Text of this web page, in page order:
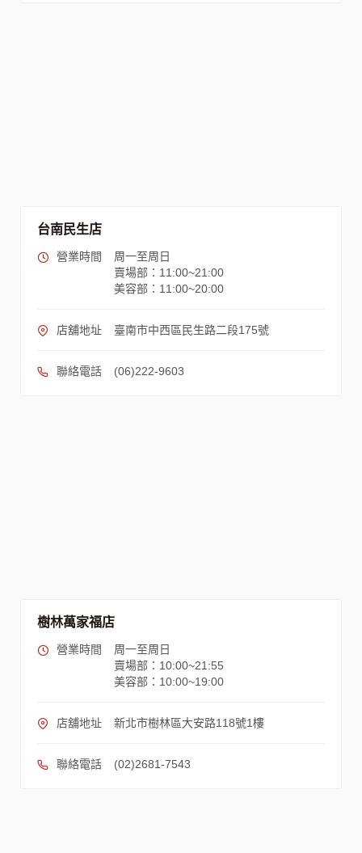
台南民生店
營業時間
周一至周日
賣場部：11:00~21:00
美容部：11:00~20:00
店舖地址 臺南市中西區民生路二段175號
聯絡電話 (06)222-9603
樹林萬家福店
營業時間
周一至周日
賣場部：10:00~21:55
美容部：10:00~19:00
店舖地址 新北市樹林區大安路118號1樓
聯絡電話 (02)2681-7543